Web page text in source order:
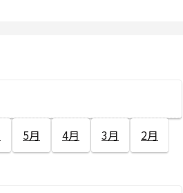
5月 4月 3月 2月